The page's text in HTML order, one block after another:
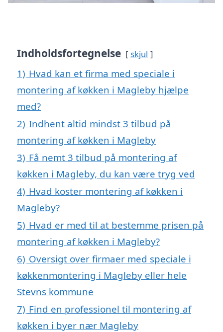
Indholdsfortegnelse skjul
1) Hvad kan et firma med speciale i
montering af køkken i Magleby hjælpe
med?
2) Indhent altid mindst 3 tilbud på
montering af køkken i Magleby
3) Få nemt 3 tilbud på montering af
køkken i Magleby, du kan være tryg ved
4) Hvad koster montering af køkken i
Magleby?
5) Hvad er med til at bestemme prisen på
montering af køkken i Magleby?
6) Oversigt over firmaer med speciale i
køkkenmontering i Magleby eller hele
Stevns kommune
7) Find en professionel til montering af
køkken i byer nær Magleby